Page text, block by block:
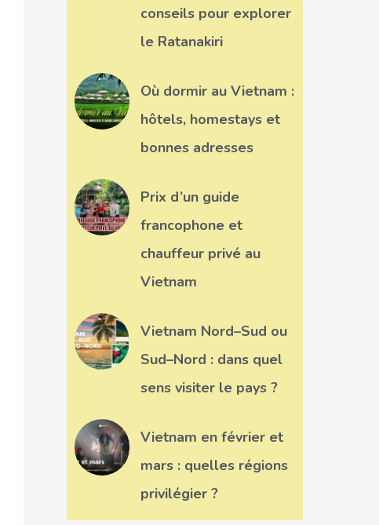
conseils pour explorer
le Ratanakiri
Où dormir au Vietnam :
hôtels, homestays et
bonnes adresses
Prix d’un guide
francophone et
chauffeur privé au
Vietnam
Vietnam Nord–Sud ou
Sud–Nord : dans quel
sens visiter le pays ?
Vietnam en février et
mars : quelles régions
privilégier ?